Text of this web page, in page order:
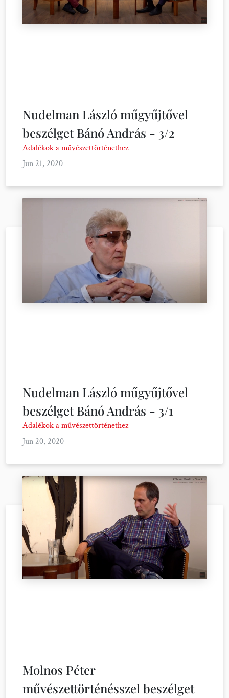
Nudelman László műgyűjtővel
beszélget Bánó András - 3/2
Adalékok a művészettörténethez
Jun 21, 2020
Nudelman László műgyűjtővel
beszélget Bánó András - 3/1
Adalékok a művészettörténethez
Jun 20, 2020
Molnos Péter
művészettörténésszel beszélget